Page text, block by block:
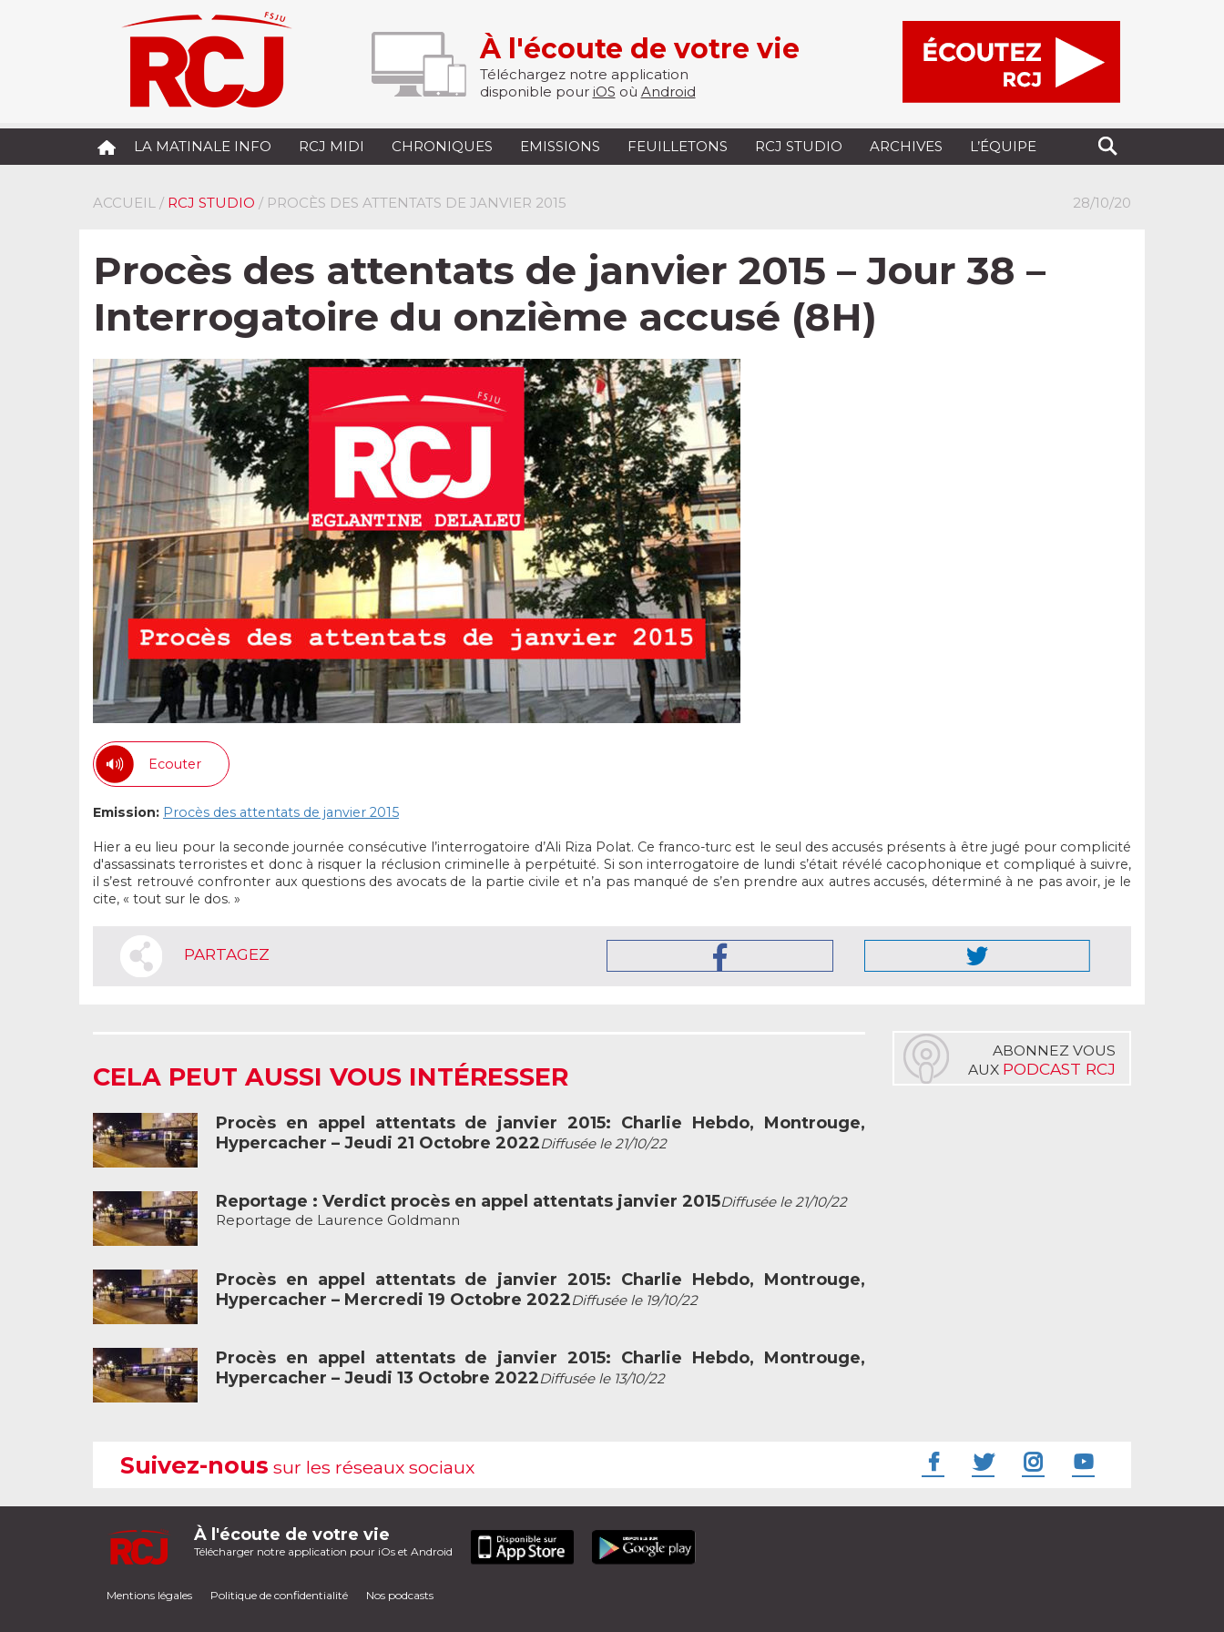
À l'écoute de votre vie
Téléchargez notre application
disponible pour iOS où Android
LA MATINALE INFO RCJ MIDI CHRONIQUES EMISSIONS FEUILLETONS RCJ STUDIO ARCHIVES L’ÉQUIPE
ACCUEIL / RCJ STUDIO / PROCÈS DES ATTENTATS DE JANVIER 2015 28/10/20
Procès des attentats de janvier 2015 – Jour 38 –
Interrogatoire du onzième accusé (8H)
Ecouter
Emission: Procès des attentats de janvier 2015
Hier a eu lieu pour la seconde journée consécutive l’interrogatoire d’Ali Riza Polat. Ce franco-turc est le seul des accusés présents à être jugé pour complicité
d'assassinats terroristes et donc à risquer la réclusion criminelle à perpétuité. Si son interrogatoire de lundi s’était révélé cacophonique et compliqué à suivre,
il s’est retrouvé confronter aux questions des avocats de la partie civile et n’a pas manqué de s’en prendre aux autres accusés, déterminé à ne pas avoir, je le
cite, « tout sur le dos. »
PARTAGEZ
CELA PEUT AUSSI VOUS INTÉRESSER
Procès en appel attentats de janvier 2015: Charlie Hebdo, Montrouge,
Hypercacher – Jeudi 21 Octobre 2022Diffusée le 21/10/22
Reportage : Verdict procès en appel attentats janvier 2015Diffusée le 21/10/22
Reportage de Laurence Goldmann
Procès en appel attentats de janvier 2015: Charlie Hebdo, Montrouge,
Hypercacher – Mercredi 19 Octobre 2022Diffusée le 19/10/22
Procès en appel attentats de janvier 2015: Charlie Hebdo, Montrouge,
Hypercacher – Jeudi 13 Octobre 2022Diffusée le 13/10/22
ABONNEZ VOUS
AUX PODCAST RCJ
Suivez-nous sur les réseaux sociaux
À l'écoute de votre vie
Télécharger notre application pour iOs et Android
Mentions légales Politique de confidentialité Nos podcasts